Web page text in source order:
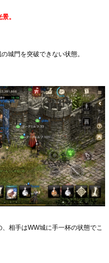
。
城門を突破できない状態。
相手はWW城に手一杯の状態でこ